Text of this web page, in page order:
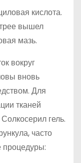
кислота.
вышел
мазь.
вокруг
вновь
Для
тканей
гель.
часто
процедуры: